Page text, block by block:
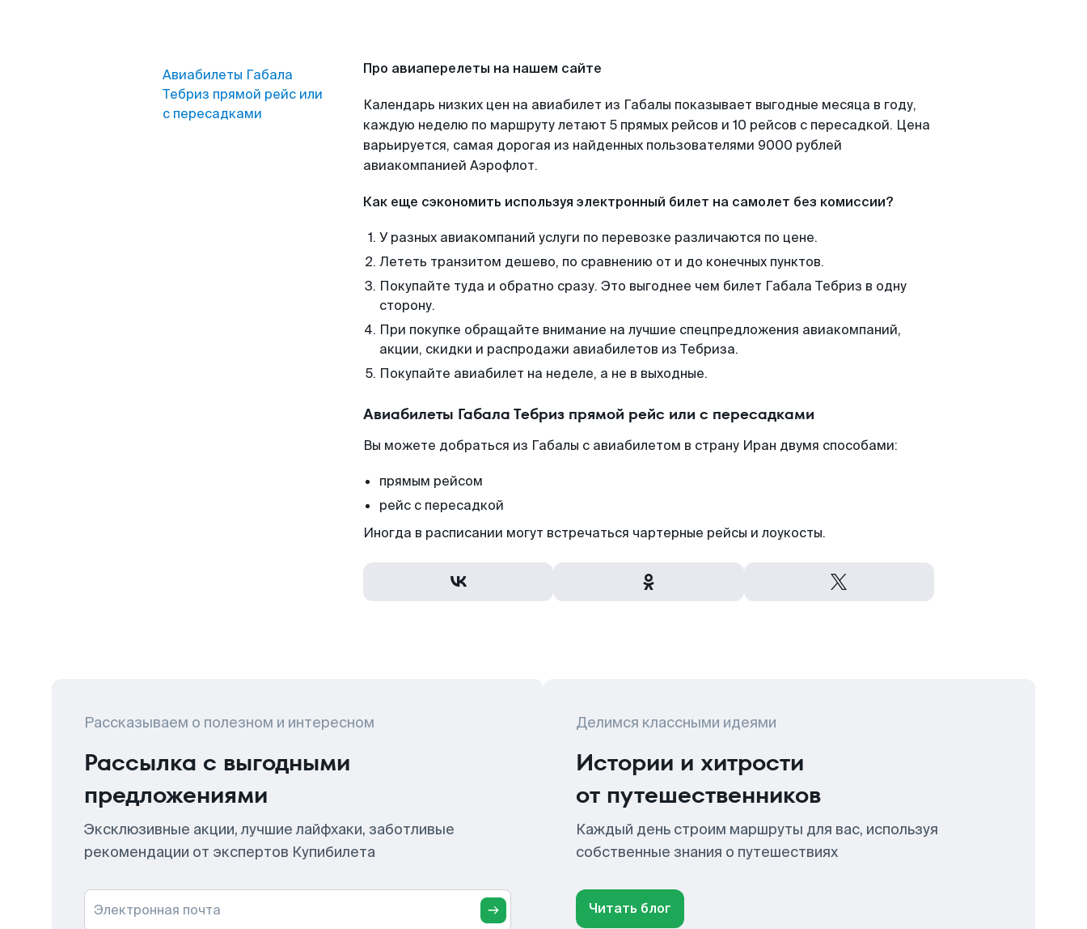
Авиабилеты Габала
Тебриз прямой рейс или
с пересадками
Про авиаперелеты на нашем сайте
Календарь низких цен на авиабилет из Габалы показывает выгодные месяца в году,
каждую неделю по маршруту летают 5 прямых рейсов и 10 рейсов с пересадкой. Цена
варьируется, самая дорогая из найденных пользователями 9000 рублей
авиакомпанией Аэрофлот.
Как еще сэкономить используя электронный билет на самолет без комиссии?
У разных авиакомпаний услуги по перевозке различаются по цене.
Лететь транзитом дешево, по сравнению от и до конечных пунктов.
Покупайте туда и обратно сразу. Это выгоднее чем билет Габала Тебриз в одну
сторону.
При покупке обращайте внимание на лучшие спецпредложения авиакомпаний,
акции, скидки и распродажи авиабилетов из Тебриза.
Покупайте авиабилет на неделе, а не в выходные.
Авиабилеты Габала Тебриз прямой рейс или с пересадками
Вы можете добраться из Габалы с авиабилетом в страну Иран двумя способами:
прямым рейсом
рейс с пересадкой
Иногда в расписании могут встречаться чартерные рейсы и лоукосты.
Рассказываем о полезном и интересном
Рассылка с выгодными
предложениями
Эксклюзивные акции, лучшие лайфхаки, заботливые
рекомендации от экспертов Купибилета
Электронная почта
Делимся классными идеями
Истории и хитрости
от путешественников
Каждый день строим маршруты для вас, используя
собственные знания о путешествиях
Читать блог